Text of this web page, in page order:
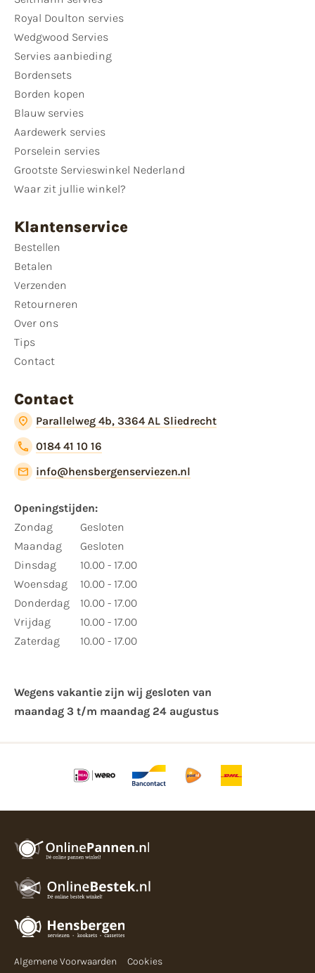
Royal Doulton servies
Wedgwood Servies
Servies aanbieding
Bordensets
Borden kopen
Blauw servies
Aardewerk servies
Porselein servies
Grootste Servieswinkel Nederland
Waar zit jullie winkel?
Klantenservice
Bestellen
Betalen
Verzenden
Retourneren
Over ons
Tips
Contact
Contact
Parallelweg 4b, 3364 AL Sliedrecht
0184 41 10 16
info@hensbergenserviezen.nl
Openingstijden:
Zondag
Maandag
Dinsdag
Woensdag
Donderdag
Vrijdag
Zaterdag
Gesloten
Gesloten
10.00 - 17.00
10.00 - 17.00
10.00 - 17.00
10.00 - 17.00
10.00 - 17.00
Wegens vakantie zijn wij gesloten van ​
maandag 3 t/m maandag 24 augustus
Algemene Voorwaarden Cookies